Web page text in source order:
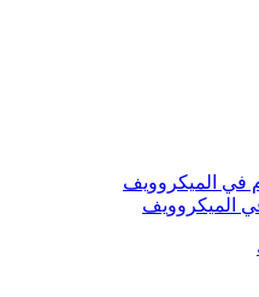
الميكروويف